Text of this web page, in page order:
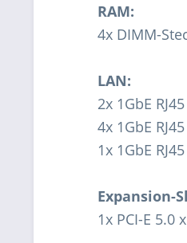
RAM:
4x DIMM-
LAN:
2x 1GbE
4x 1GbE
1x 1GbE
Expansion-
1x PCI-E 5.0